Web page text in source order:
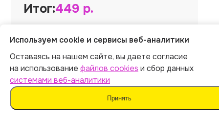
Итог:449 р.
Оплатить
Отправляя форму, вы соглашаетесь
Используем cookie и сервисы веб-аналитики
Оставаясь на нашем сайте, вы даете согласие
на использование файлов cookies и сбор данных
системами веб-аналитики
Принять